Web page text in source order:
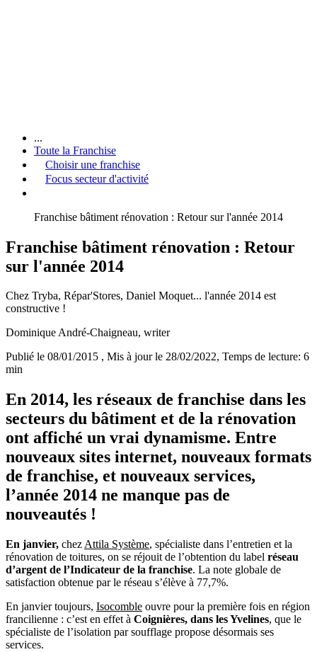
...
Toute la Franchise
Choisir une franchise
Focus secteur d'activité
Franchise bâtiment rénovation : Retour sur l'année 2014
Franchise bâtiment rénovation : Retour
sur l'année 2014
Chez Tryba, Répar'Stores, Daniel Moquet... l'année 2014 est
constructive !
Dominique André-Chaigneau, writer
Publié le 08/01/2015 , Mis à jour le 28/02/2022, Temps de lecture: 6
min
En 2014, les réseaux de franchise dans les
secteurs du bâtiment et de la rénovation
ont affiché un vrai dynamisme. Entre
nouveaux sites internet, nouveaux formats
de franchise, et nouveaux services,
l’année 2014 ne manque pas de
nouveautés !
En janvier, chez Attila Système, spécialiste dans l’entretien et la
rénovation de toitures, on se réjouit de l’obtention du label réseau
d’argent de l’Indicateur de la franchise. La note globale de
satisfaction obtenue par le réseau s’élève à 77,7%.
En janvier toujours, Isocomble ouvre pour la première fois en région
francilienne : c’est en effet à Coignières, dans les Yvelines, que le
spécialiste de l’isolation par soufflage propose désormais ses
services.